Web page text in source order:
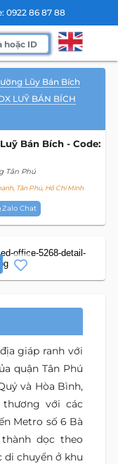
0922 86 87 88
Lũy Bán Bích
LUỸ BÁN BÍCH
Bán Bích - Code:
Tân Phú
Tân Phú, Hồ Chí Minh
Zalo Chat
giáp ranh với
quận Tân Phú
và Hòa Bình,
với các
Metro số 6 Bà
dọc theo
di chuyển ở khu